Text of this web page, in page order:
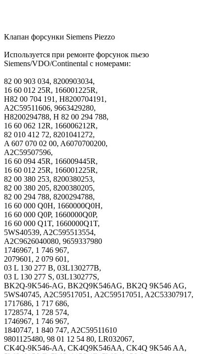
Клапан форсунки Siemens Piezzo
Используется при ремонте форсунок пьезо
Siemens/VDO/Continental с номерами:
82 00 903 034, 8200903034,
16 60 012 25R, 166001225R,
H82 00 704 191, H8200704191,
A2C59511606, 9663429280,
H8200294788, H 82 00 294 788,
16 60 062 12R, 166006212R,
82 010 412 72, 8201041272,
A 607 070 02 00, A6070700200,
A2C59507596,
16 60 094 45R, 166009445R,
16 60 012 25R, 166001225R,
82 00 380 253, 8200380253,
82 00 380 205, 8200380205,
82 00 294 788, 8200294788,
16 60 000 Q0H, 1660000Q0H,
16 60 000 Q0P, 1660000Q0P,
16 60 000 Q1T, 1660000Q1T,
5WS40539, A2C595513554,
A2C9626040080, 9659337980
1746967, 1 746 967,
2079601, 2 079 601,
03 L 130 277 B, 03L130277B,
03 L 130 277 S, 03L130277S,
BK2Q-9K546-AG, BK2Q9K546AG, BK2Q 9K546 AG,
5WS40745, А2С59517051, A2C59517051, A2C53307917,
1717686, 1 717 686,
1728574, 1 728 574,
1746967, 1 746 967,
1840747, 1 840 747, A2C59511610
9801125480, 98 01 12 54 80, LR032067,
CK4Q-9K546-AA, CK4Q9K546AA, CK4Q 9K546 AA,